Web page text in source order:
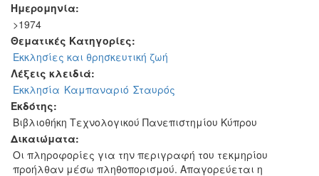
Ημερομηνία:
>1974
Θεματικές Κατηγορίες:
Εκκλησίες και θρησκευτική ζωή
Λέξεις κλειδιά:
Εκκλησία Καμπαναριό Σταυρός
Εκδότης:
Βιβλιοθήκη Τεχνολογικού Πανεπιστημίου Κύπρου
Δικαιώματα:
Οι πληροφορίες για την περιγραφή του τεκμηρίου
προήλθαν μέσω πληθοπορισμού. Απαγορεύεται η